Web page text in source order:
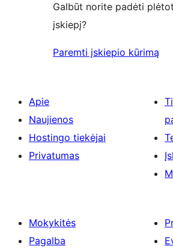
Galbūt norite padėti
įskiepį?
Paremti įskiepio kūrimą
Apie
Naujienos
Hostingo tiekėjai
Privatumas
Mokykitės
Pagalba